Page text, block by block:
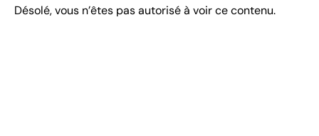
Désolé, vous n’êtes pas autorisé à voir ce contenu.